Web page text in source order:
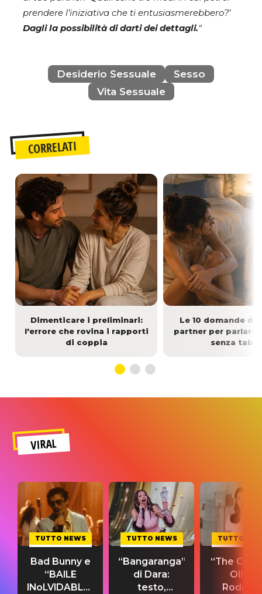
prendere l’iniziativa che ti entusiasmerebbero?’
Dagli la possibilità di darti dei dettagli.“
Desiderio Sessuale
Sesso
Vita Sessuale
CORRELATI
Dimenticare i preliminari:
l'errore che rovina i rapporti
di coppia
Le 10 domande da
partner per parlare
senza tabù
VIRAL
TUTTO NEWS
Bad Bunny e
“BAILE
INoLVIDABLE”:
TUTTO NEWS
“Bangaranga”
di Dara:
testo,
TUTTO
“The
Olivia